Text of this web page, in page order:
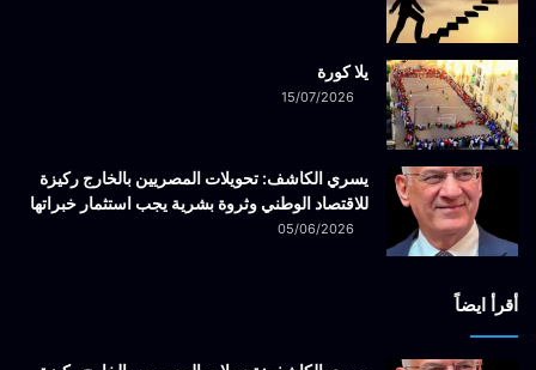
يلا كورة
15/07/2026
يسري الكاشف: تحويلات المصريين بالخارج ركيزة
للاقتصاد الوطني وثروة بشرية يجب استثمار خبراتها
05/06/2026
أقرأ ايضاً